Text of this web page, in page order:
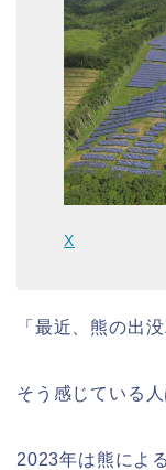
X
「最近、熊の出
そう感じている
2023年は熊によ